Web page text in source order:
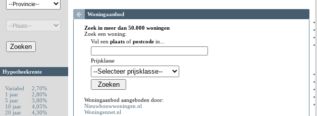
Hypotheekrente
Variabel
2,70%
1 jaar
2,80%
5 jaar
3,80%
10 jaar
4,05%
20 jaar
4,30%
Woningaanbod
Zoek in meer dan 50.000 woningen
Zoek een woning:
Vul een plaats of postcode in...
Prijsklasse
Woningaanbod aangeboden door:
Nieuwbouwwoningen.nl
Woningennet.nl